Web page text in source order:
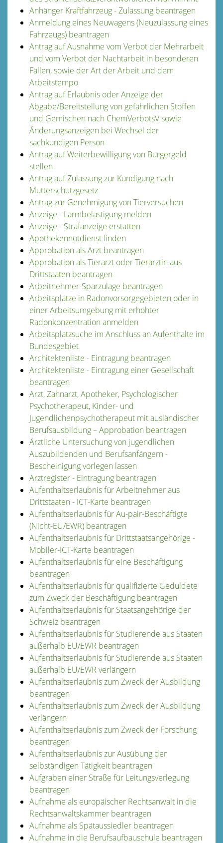
Anhänger Kraftfahrzeug - Zulassung beantragen
Anmeldung eines Neuwagens (Neuzulassung eines
Fahrzeugs) beantragen
Antrag auf Ausnahme vom Verbot der Mehrarbeit
und vom Verbot der Nachtarbeit in besonderen
Fällen, sowie der Art der Arbeit und dem
Arbeitstempo
Antrag auf Erlaubnis oder Anzeige der
Abgabe/Bereitstellung von gefährlichen Stoffen
und Gemischen nach ChemVerbotsV sowie
Änderungsanzeigen bei Wechsel der
sachkundigen Person
Antrag auf Weiterbewilligung von Bürgergeld
stellen
Antrag auf Zulassung zur Kündigung nach
Mutterschutzgesetz
Antrag zur Genehmigung von Tierversuchen
Anzeige - Lärmbelästigung melden
Anzeige - Strafanzeige erstatten
Apothekennotdienst finden
Approbation als Arzt beantragen
Approbation als Tierarzt oder Tierärztin aus
Drittstaaten beantragen
Arbeitnehmer-Sparzulage beantragen
Arbeitsplätze in Radonvorsorgegebieten oder in
einer Arbeitsumgebung mit erhöhter
Radonkonzentration anmelden
Arbeitsplatzsuche im Anschluss an Aufenthalte im
Bundesgebiet
Architektenliste - Eintragung beantragen
Architektenliste - Eintragung einer Gesellschaft
beantragen
Arzt, Zahnarzt, Apotheker, Psychologischer
Psychotherapeut, Kinder- und
Jugendlichenpsychotherapeut mit ausländischer
Berufsausbildung – Approbation beantragen
Ärztliche Untersuchung von jugendlichen
Auszubildenden und Berufsanfängern -
Bescheinigung vorlegen lassen
Arztregister - Eintragung beantragen
Aufenthaltserlaubnis für Arbeitnehmer aus
Drittstaaten - ICT-Karte beantragen
Aufenthaltserlaubnis für Au-pair-Beschäftigte
(Nicht-EU/EWR) beantragen
Aufenthaltserlaubnis für Drittstaatsangehörige -
Mobiler-ICT-Karte beantragen
Aufenthaltserlaubnis für eine Beschäftigung
beantragen
Aufenthaltserlaubnis für qualifizierte Geduldete
zum Zweck der Beschäftigung beantragen
Aufenthaltserlaubnis für Staatsangehörige der
Schweiz beantragen
Aufenthaltserlaubnis für Studierende aus Staaten
außerhalb EU/EWR beantragen
Aufenthaltserlaubnis für Studierende aus Staaten
außerhalb EU/EWR verlängern
Aufenthaltserlaubnis zum Zweck der Ausbildung
beantragen
Aufenthaltserlaubnis zum Zweck der Ausbildung
verlängern
Aufenthaltserlaubnis zum Zweck der Forschung
beantragen
Aufenthaltserlaubnis zur Ausübung der
selbständigen Tätigkeit beantragen
Aufgraben einer Straße für Leitungsverlegung
beantragen
Aufnahme als europäischer Rechtsanwalt in die
Rechtsanwaltskammer beantragen
Aufnahme als Spätaussiedler beantragen
Aufnahme in die Berufsaufbauschule beantragen